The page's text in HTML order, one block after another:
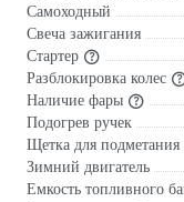
Самоходный
Свеча зажигания
Стартер
Разблокировка колес
Наличие фары
Подогрев ручек
Щетка для подметания
Зимний двигатель
Емкость топливного